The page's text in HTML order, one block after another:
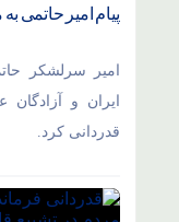
پیام امیر حاتمی
امیر سرلشکر
ایران و
قدردانی کرد.